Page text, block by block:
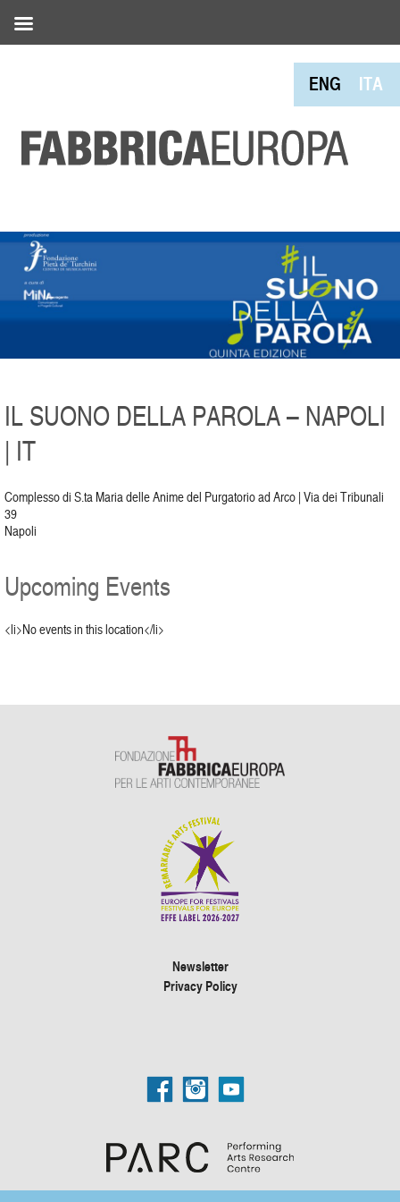
ENG ITA
IL SUONO DELLA PAROLA – NAPOLI
| IT
Complesso di S.ta Maria delle Anime del Purgatorio ad Arco | Via dei Tribunali
39
Napoli
Upcoming Events
<li>No events in this location</li>
Newsletter
Privacy Policy